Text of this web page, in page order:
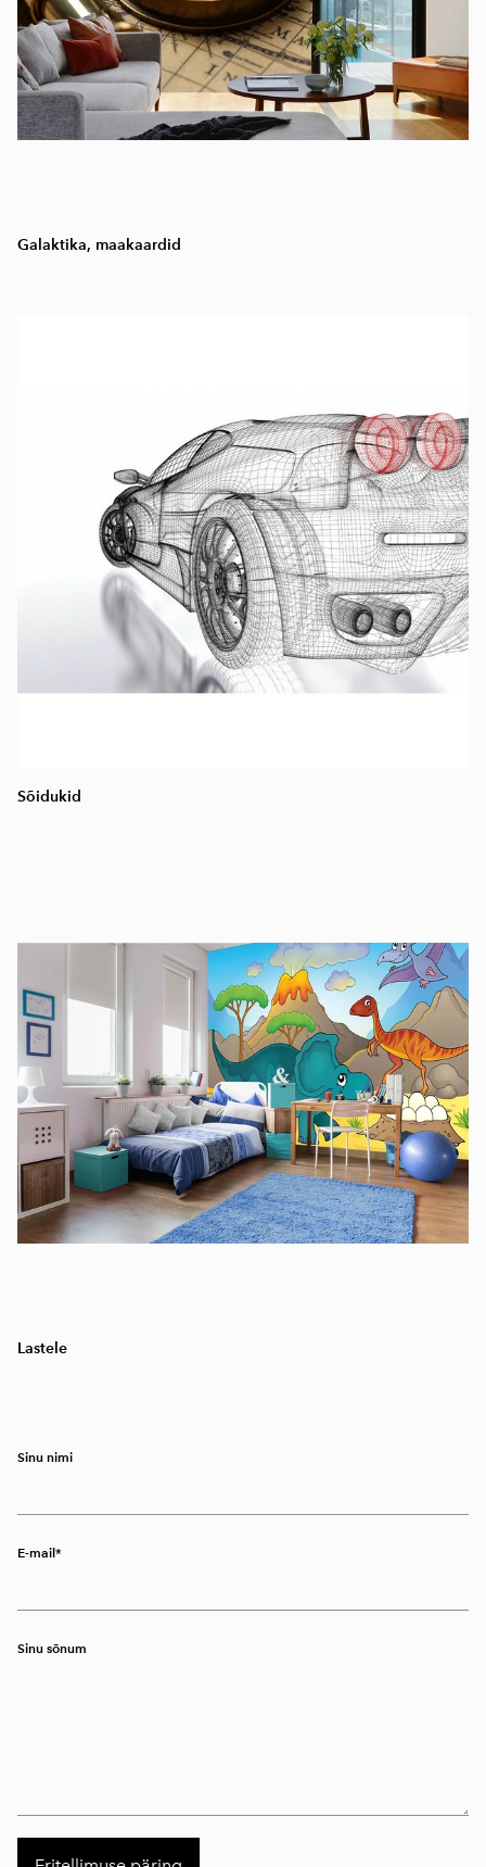
Galaktika, maakaardid
Sõidukid
Lastele
Sinu nimi
E-mail
Sinu sõnum